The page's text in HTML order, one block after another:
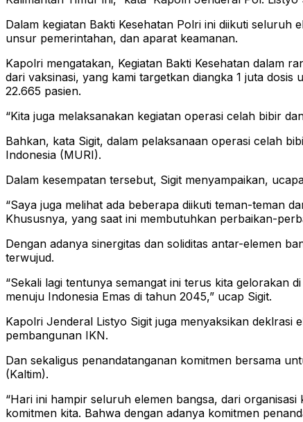
Dalam kegiatan Bakti Kesehatan Polri ini diikuti seluruh
unsur pemerintahan, dan aparat keamanan.
Kapolri mengatakan, Kegiatan Bakti Kesehatan dalam
dari vaksinasi, yang kami targetkan diangka 1 juta
22.665 pasien.
“Kita juga melaksanakan kegiatan operasi celah bibir
Bahkan, kata Sigit, dalam pelaksanaan operasi celah
Indonesia (MURI).
Dalam kesempatan tersebut, Sigit menyampaikan,
“Saya juga melihat ada beberapa diikuti teman-teman
Khususnya, yang saat ini membutuhkan perbaikan-
Dengan adanya sinergitas dan soliditas antar-elemen
terwujud.
“Sekali lagi tentunya semangat ini terus kita gelorakan
menuju Indonesia Emas di tahun 2045,” ucap Sigit.
Kapolri Jenderal Listyo Sigit juga menyaksikan
pembangunan IKN.
Dan sekaligus penandatanganan komitmen bersama
(Kaltim).
“Hari ini hampir seluruh elemen bangsa, dari
komitmen kita. Bahwa dengan adanya komitmen